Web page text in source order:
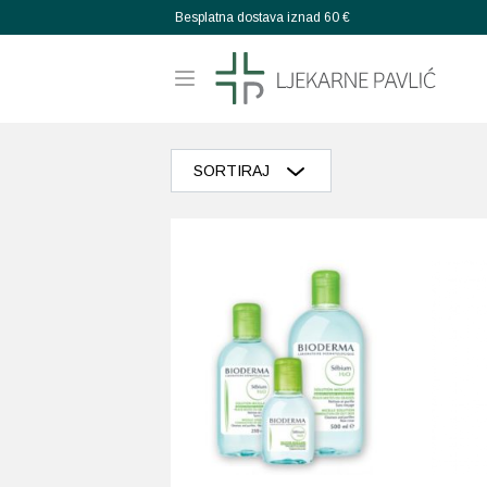
Besplatna dostava iznad 60 €
SORTIRAJ
Razvrstaj po prosječnoj ocjeni
Poredaj od zadnjeg
Razvrstaj po cijeni: manje do veće
Razvrstaj po cijeni: veće do manje
Poredaj po abecedi: A-Z